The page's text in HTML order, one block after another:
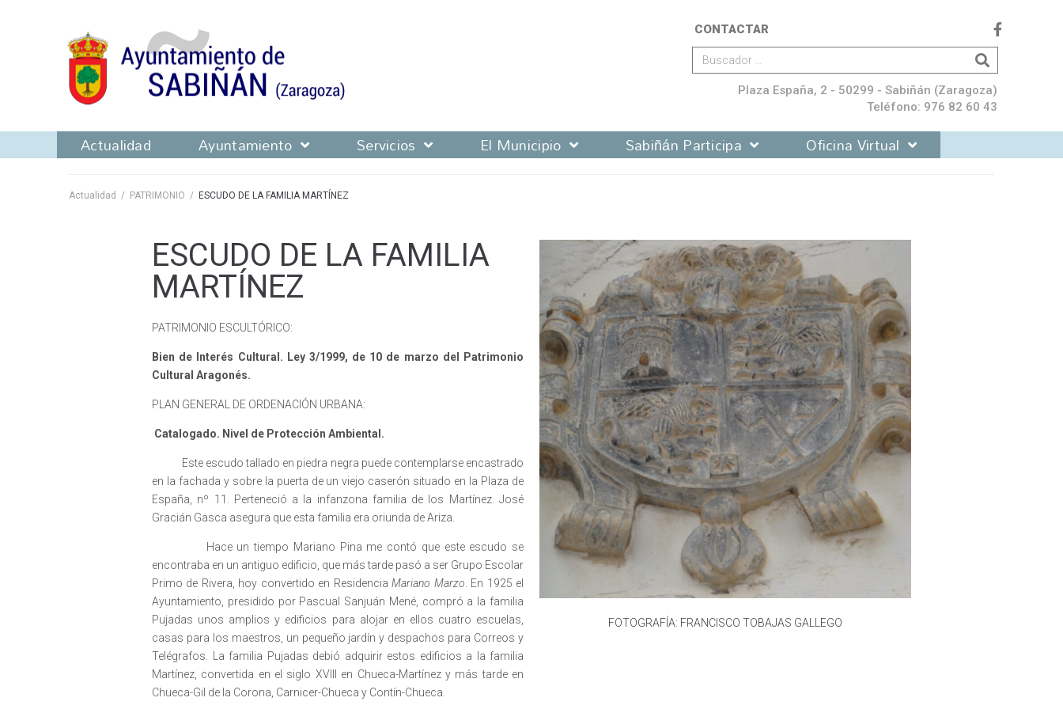
CONTACTAR
Plaza España, 2 - 50299 - Sabiñán (Zaragoza)
Teléfono: 976 82 60 43
Actualidad Ayuntamiento Servicios El Municipio Sabiñán Participa Oficina Virtual
Actualidad / PATRIMONIO / ESCUDO DE LA FAMILIA MARTÍNEZ
ESCUDO DE LA FAMILIA
MARTÍNEZ
PATRIMONIO ESCULTÓRICO:
Bien de Interés Cultural. Ley 3/1999, de 10 de marzo del Patrimonio
Cultural Aragonés.
PLAN GENERAL DE ORDENACIÓN URBANA:
Catalogado. Nivel de Protección Ambiental.
Este escudo tallado en piedra negra puede contemplarse encastrado
en la fachada y sobre la puerta de un viejo caserón situado en la Plaza de
España, nº 11. Perteneció a la infanzona familia de los Martínez. José
Gracián Gasca asegura que esta familia era oriunda de Ariza.
Hace un tiempo Mariano Pina me contó que este escudo se
encontraba en un antiguo edificio, que más tarde pasó a ser Grupo Escolar
Primo de Rivera, hoy convertido en ResidenciaMariano Marzo . En 1925 el
Ayuntamiento, presidido por Pascual Sanjuán Mené, compró a la familia
Pujadas unos amplios y edificios para alojar en ellos cuatro escuelas,
casas para los maestros, un pequeño jardín y despachos para Correos y
Telégrafos. La familia Pujadas debió adquirir estos edificios a la familia
Martínez, convertida en el siglo XVIII en Chueca-Martínez y más tarde en
Chueca-Gil de la Corona, Carnicer-Chueca y Contín-Chueca.
FOTOGRAFÍA: FRANCISCO TOBAJAS GALLEGO